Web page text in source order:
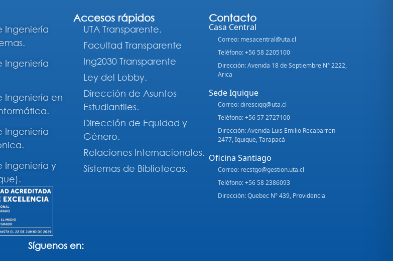
Ingeniería
Ingeniería
Ingeniería en
Ingeniería
Ingeniería y
Accesos rápidos
UTA Transparente.
Facultad Transparente
Ing2030 Transparente
Ley del Lobby.
Dirección de Asuntos
Estudiantiles.
Dirección de Equidad y
Género.
Relaciones Internacionales.
Sistemas de Bibliotecas.
Contacto
Casa Central
Correo: mesacentral@uta.cl
Teléfono: +56 58 2205100
Dirección: Avenida 18 de Septiembre N° 2222,
Arica
Sede Iquique
Correo: diresciqq@uta.cl
Teléfono: +56 57 2727100
Dirección: Avenida Luis Emilio Recabarren
2477, Iquique, Tarapacá
Oficina Santiago
Correo: recstgo@gestion.uta.cl
Teléfono: +56 58 2386093
Dirección: Quebec N° 439, Providencia
Síguenos en: